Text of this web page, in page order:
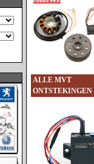
ALLE MVT
ONTSTEKINGEN